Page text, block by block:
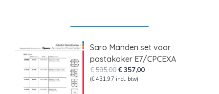
Saro Manden set voor
pastakoker E7/CPCEXA
€595,00Oorspronkelijke
prijs
€357,00Huidige
(€ 431,97 incl. btw)